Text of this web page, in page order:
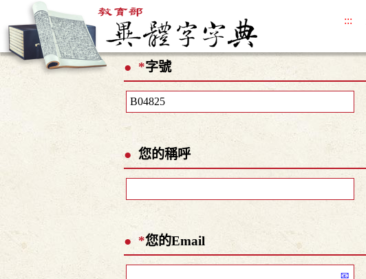
:::
*字號
您的稱呼
*您的Email